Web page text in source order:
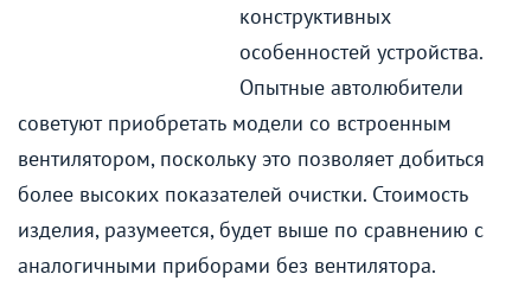
конструктивных
особенностей устройства.
Опытные автолюбители
советуют приобретать модели со встроенным
вентилятором, поскольку это позволяет добиться
более высоких показателей очистки. Стоимость
изделия, разумеется, будет выше по сравнению с
аналогичными приборами без вентилятора.